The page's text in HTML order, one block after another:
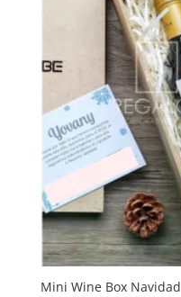
Mini Wine Box Navidad